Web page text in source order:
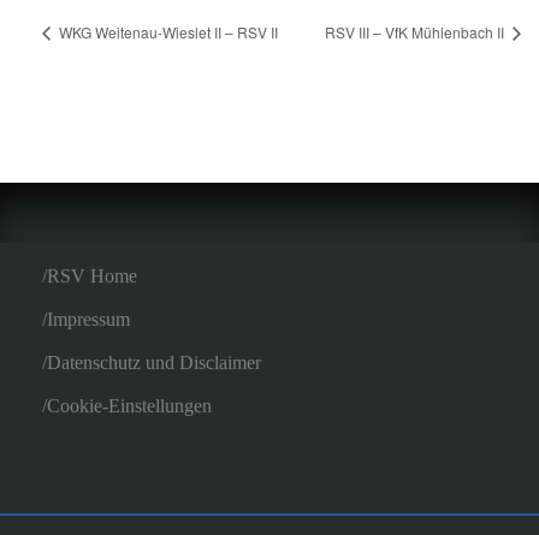
WKG Weitenau-Wieslet II – RSV II RSV III – VfK Mühlenbach II
RSV Home
Impressum
Datenschutz und Disclaimer
Cookie-Einstellungen